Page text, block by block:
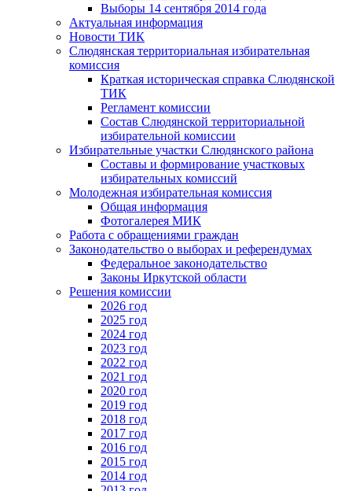
Выборы 14 сентября 2014 года
Актуальная информация
Новости ТИК
Слюдянская территориальная избирательная
комиссия
Краткая историческая справка Слюдянской
ТИК
Регламент комиссии
Состав Слюдянской территориальной
избирательной комиссии
Избирательные участки Слюдянского района
Составы и формирование участковых
избирательных комиссий
Молодежная избирательная комиссия
Общая информация
Фотогалерея МИК
Работа с обращениями граждан
Законодательство о выборах и референдумах
Федеральное законодательство
Законы Иркутской области
Решения комиссии
2026 год
2025 год
2024 год
2023 год
2022 год
2021 год
2020 год
2019 год
2018 год
2017 год
2016 год
2015 год
2014 год